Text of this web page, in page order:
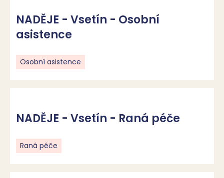
NADĚJE - Vsetín - Osobní
asistence
Osobní asistence
NADĚJE - Vsetín - Raná péče
Raná péče